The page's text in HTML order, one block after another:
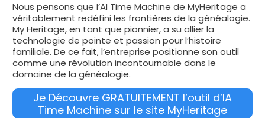
Nous pensons que l’AI Time Machine de MyHeritage a
véritablement redéfini les frontières de la généalogie.
My Heritage, en tant que pionnier, a su allier la
technologie de pointe et passion pour l’histoire
familiale. De ce fait, l’entreprise positionne son outil
comme une révolution incontournable dans le
domaine de la généalogie.
Je Découvre GRATUITEMENT l’outil d’IA
Time Machine sur le site MyHeritage